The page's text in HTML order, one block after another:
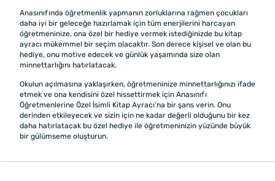
Anasınıfında öğretmenlik yapmanın zorluklarına rağmen çocukları
daha iyi bir geleceğe hazırlamak için tüm enerjilerini harcayan
öğretmeninize, ona özel bir hediye vermek istediğinizde bu kitap
ayracı mükemmel bir seçim olacaktır. Son derece kişisel ve olan bu
hediye, onu motive edecek ve günlük yaşamında size olan
minnettarlığını hatırlatacak.
Okulun açılmasına yaklaşırken, öğretmeninize minnettarlığınızı ifade
etmek ve ona kendisini özel hissettirmek için Anasınıfı
Öğretmenlerine Özel İsimli Kitap Ayracı'na bir şans verin. Onu
derinden etkileyecek ve sizin için ne kadar değerli olduğunu bir kez
daha hatırlatacak bu özel hediye ile öğretmeninizin yüzünde büyük
bir gülümseme oluşturun.